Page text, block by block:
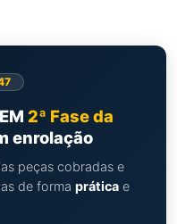
2ª Fase da
enrolação
peças cobradas e
de forma prática e